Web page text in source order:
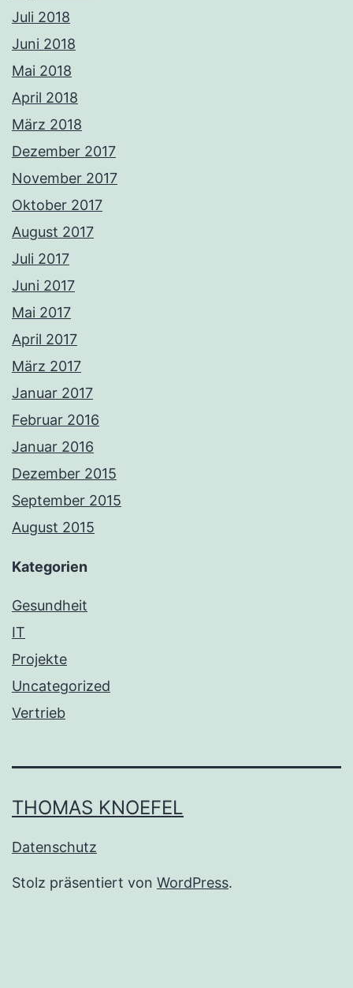
Juli 2018
Juni 2018
Mai 2018
April 2018
März 2018
Dezember 2017
November 2017
Oktober 2017
August 2017
Juli 2017
Juni 2017
Mai 2017
April 2017
März 2017
Januar 2017
Februar 2016
Januar 2016
Dezember 2015
September 2015
August 2015
Kategorien
Gesundheit
IT
Projekte
Uncategorized
Vertrieb
THOMAS KNOEFEL
Datenschutz
Stolz präsentiert von WordPress.